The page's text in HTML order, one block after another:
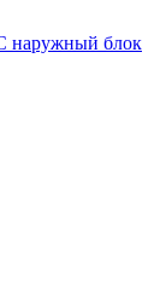
наружный блок